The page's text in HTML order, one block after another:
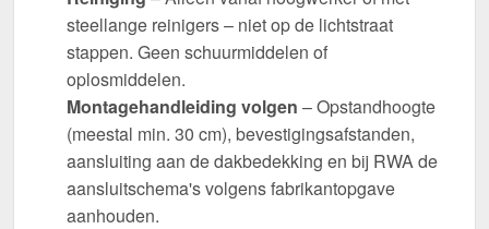
steellange reinigers – niet op de lichtstraat
stappen. Geen schuurmiddelen of
oplosmiddelen.
Montagehandleiding volgen – Opstandhoogte
(meestal min. 30 cm), bevestigingsafstanden,
aansluiting aan de dakbedekking en bij RWA de
aansluitschema's volgens fabrikantopgave
aanhouden.